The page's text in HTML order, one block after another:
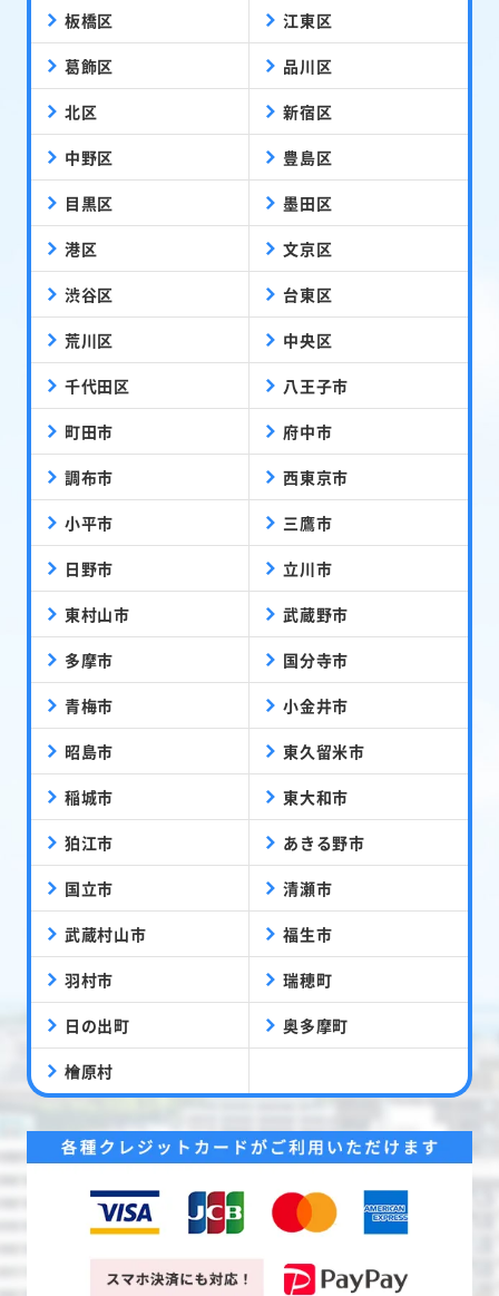
板橋区 江東区
葛飾区 品川区
北区 新宿区
中野区 豊島区
目黒区 墨田区
港区 文京区
渋谷区 台東区
荒川区 中央区
千代田区 八王子市
町田市 府中市
調布市 西東京市
小平市 三鷹市
日野市 立川市
東村山市 武蔵野市
多摩市 国分寺市
青梅市 小金井市
昭島市 東久留米市
稲城市 東大和市
狛江市 あきる野市
国立市 清瀬市
武蔵村山市 福生市
羽村市 瑞穂町
日の出町 奥多摩町
檜原村